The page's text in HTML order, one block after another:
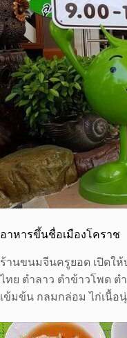
อาหารขึ้นชื่อเมืองโคราช
ร้านขนมจีนครูยอด เปิดใ
ไทย ตำลาว ตำข้าวโพด ต
เข้มข้น กลมกล่อม ไก่เนื้อ